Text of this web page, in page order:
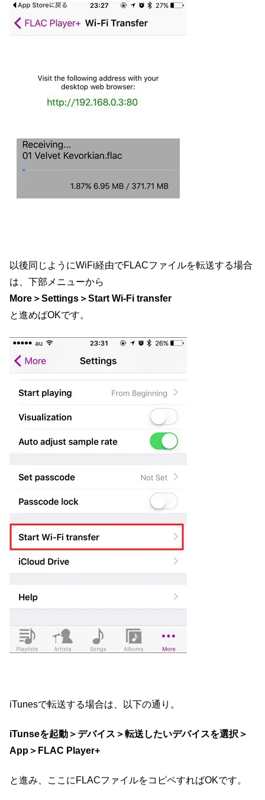
以後同じようにWiFi経由でFLACファイルを転送する場合
は、下部メニューから
More＞Settings＞Start Wi-Fi transfer
と進めばOKです。
iTunesで転送する場合は、以下の通り。
iTunseを起動＞デバイス＞転送したいデバイスを選択＞
App＞FLAC Player+
と進み、ここにFLACファイルをコピペすればOKです。